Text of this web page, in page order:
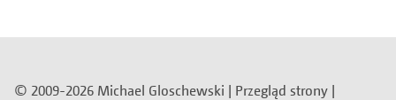
© 2009-2026 Michael Gloschewski | Przegląd strony |